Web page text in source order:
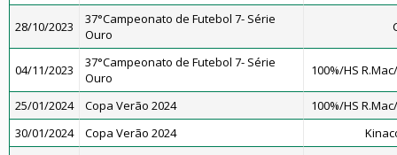
28/10/2023
37°Campeonato de Futebol 7- Série
Ouro
04/11/2023
37°Campeonato de Futebol 7- Série
Ouro
100%/HS
25/01/2024 Copa Verão 2024
100%/HS
30/01/2024
Copa Verão 2024